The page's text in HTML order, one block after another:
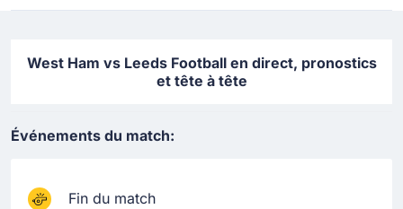
West Ham vs Leeds Football en direct, pronostics
et tête à tête
Événements du match:
Fin du match